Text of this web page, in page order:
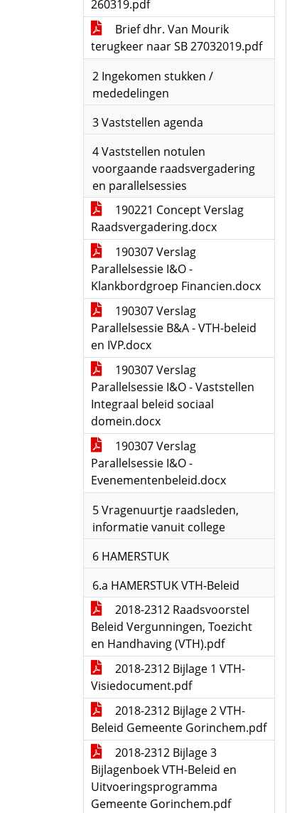
260319.pdf
Brief dhr. Van Mourik
terugkeer naar SB 27032019.pdf
2 Ingekomen stukken /
mededelingen
3 Vaststellen agenda
4 Vaststellen notulen
voorgaande raadsvergadering
en parallelsessies
190221 Concept Verslag
Raadsvergadering.docx
190307 Verslag
Parallelsessie I&O -
Klankbordgroep Financien.docx
190307 Verslag
Parallelsessie B&A - VTH-beleid
en IVP.docx
190307 Verslag
Parallelsessie I&O - Vaststellen
Integraal beleid sociaal
domein.docx
190307 Verslag
Parallelsessie I&O -
Evenementenbeleid.docx
5 Vragenuurtje raadsleden,
informatie vanuit college
6 HAMERSTUK
6.a HAMERSTUK VTH-Beleid
2018-2312 Raadsvoorstel
Beleid Vergunningen, Toezicht
en Handhaving (VTH).pdf
2018-2312 Bijlage 1 VTH-
Visiedocument.pdf
2018-2312 Bijlage 2 VTH-
Beleid Gemeente Gorinchem.pdf
2018-2312 Bijlage 3
Bijlagenboek VTH-Beleid en
Uitvoeringsprogramma
Gemeente Gorinchem.pdf